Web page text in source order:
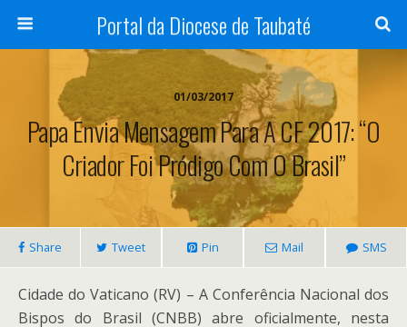
Portal da Diocese de Taubaté
01/03/2017
Papa Envia Mensagem Para A CF 2017: “O
Criador Foi Pródigo Com O Brasil”
Share Tweet Pin Mail SMS
Cidade do Vaticano (RV) – A Conferência Nacional dos
Bispos do Brasil (CNBB) abre oficialmente, nesta